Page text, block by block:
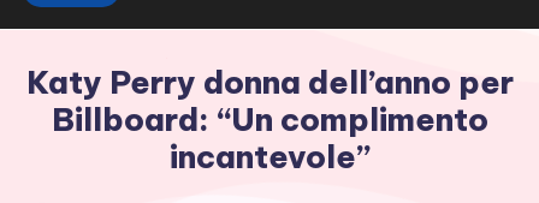
Katy Perry donna dell’anno per
Billboard: “Un complimento
incantevole”